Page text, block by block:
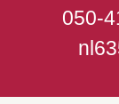
050-